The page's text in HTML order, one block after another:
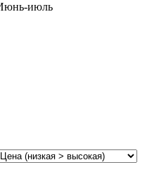
июль